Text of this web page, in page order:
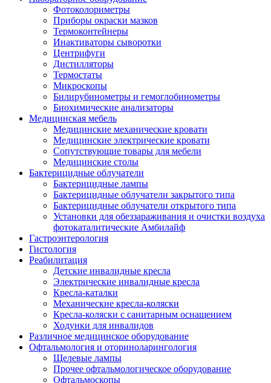
Фотоколориметры
Приборы окраски мазков
Термоконтейнеры
Инактиваторы сыворотки
Центрифуги
Дистилляторы
Термостаты
Микроскопы
Билирубинометры и гемоглобинометры
Биохимические анализаторы
Медицинская мебель
Медицинские механические кровати
Медицинские электрические кровати
Сопутствующие товары для мебели
Медицинские столы
Бактерицидные облучатели
Бактерицидные лампы
Бактерицидные облучатели закрытого типа
Бактерицидные облучатели открытого типа
Установки для обеззараживания и очистки воздуха
фотокаталитические Амбилайф
Гастроэнтерология
Гистология
Реабилитация
Детские инвалидные кресла
Электрические инвалидные кресла
Кресла-каталки
Механические кресла-коляски
Кресла-коляски с санитарным оснащением
Ходунки для инвалидов
Различное медицинское оборудование
Офтальмология и оториноларингология
Щелевые лампы
Прочее офтальмологическое оборудование
Офтальмоскопы